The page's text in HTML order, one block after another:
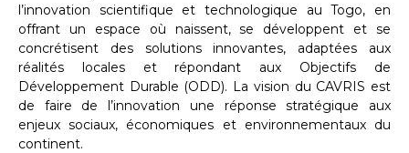
l’innovation scientifique et technologique au Togo, en
offrant un espace où naissent, se développent et se
concrétisent des solutions innovantes, adaptées aux
réalités locales et répondant aux Objectifs de
Développement Durable (ODD). La vision du CAVRIS est
de faire de l’innovation une réponse stratégique aux
enjeux sociaux, économiques et environnementaux du
continent.